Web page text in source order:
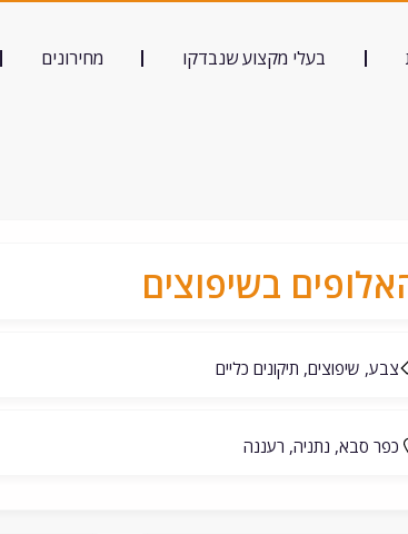
בעלי מקצוע שנבדקו מחירונים
בשיפוצים
צבע, שיפוצים, תיקונים כליים
כפר סבא, נתניה, רעננה